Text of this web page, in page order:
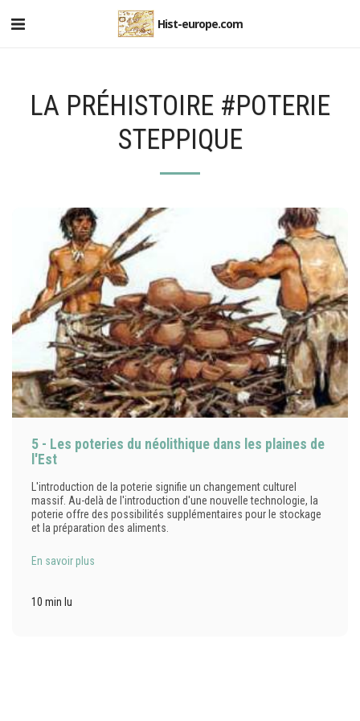
Hist-europe.com
LA PRÉHISTOIRE #POTERIE
STEPPIQUE
5 - Les poteries du néolithique dans les plaines de
l'Est
L'introduction de la poterie signifie un changement culturel
massif. Au-delà de l'introduction d'une nouvelle technologie, la
poterie offre des possibilités supplémentaires pour le stockage
et la préparation des aliments.
En savoir plus
10 min lu